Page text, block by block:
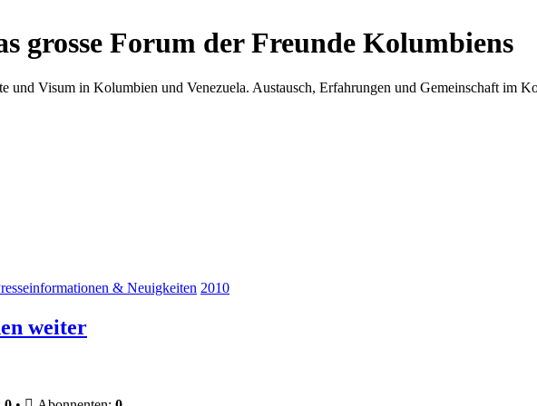
grosse Forum der Freunde Kolumbiens
und Visum in Kolumbien und Venezuela. Austausch, Erfahrungen und Gemeinschaft im
& Neuigkeiten 2010
weiter